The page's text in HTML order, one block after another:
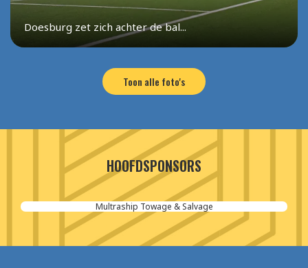
Doesburg zet zich achter de bal...
Toon alle foto's
HOOFDSPONSORS
Aannemersbedrijf van der Poel